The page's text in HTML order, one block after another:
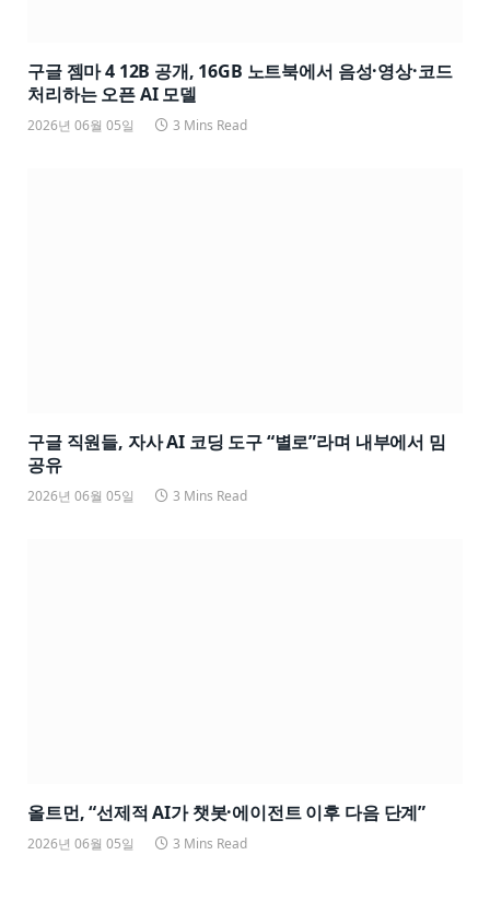
구글 젬마 4 12B 공개, 16GB 노트북에서 음성·영상·코드
처리하는 오픈 AI 모델
2026년 06월 05일 3 Mins Read
구글 직원들, 자사 AI 코딩 도구 “별로”라며 내부에서 밈
공유
2026년 06월 05일 3 Mins Read
올트먼, “선제적 AI가 챗봇·에이전트 이후 다음 단계”
2026년 06월 05일 3 Mins Read